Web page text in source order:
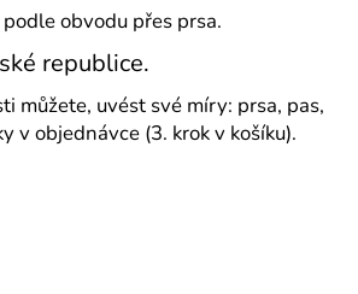
obvodu přes prsa.
republice.
můžete, uvést své míry: prsa, pas,
v objednávce (3. krok v košíku).